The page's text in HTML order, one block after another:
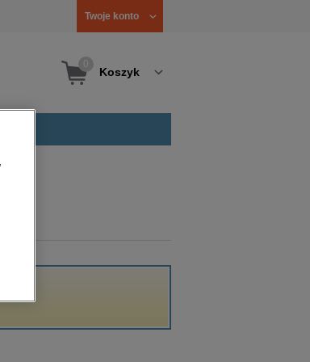
Twoje konto
Koszyk